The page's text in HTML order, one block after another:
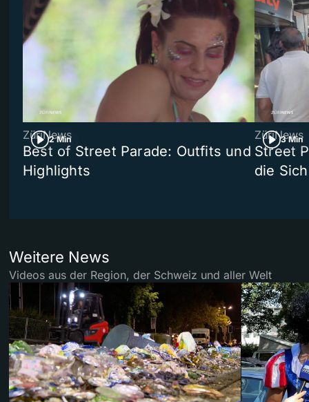
2 Min
ZüriNews
Best of Street Parade: Outfits und
Highlights
3 Min
ZüriNews
Street
die
Weitere News
Videos aus der Region, der Schweiz und aller Welt